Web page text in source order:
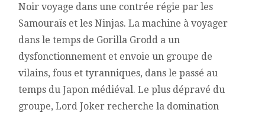
Noir voyage dans une contrée régie par les
Samouraïs et les Ninjas. La machine à voyager
dans le temps de Gorilla Grodd a un
dysfonctionnement et envoie un groupe de
vilains, fous et tyranniques, dans le passé au
temps du Japon médiéval. Le plus dépravé du
groupe, Lord Joker recherche la domination